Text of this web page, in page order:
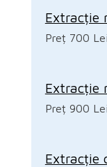
Extracție
Preț 700 Lei
Extracție
Preț 900 Lei
Extracție